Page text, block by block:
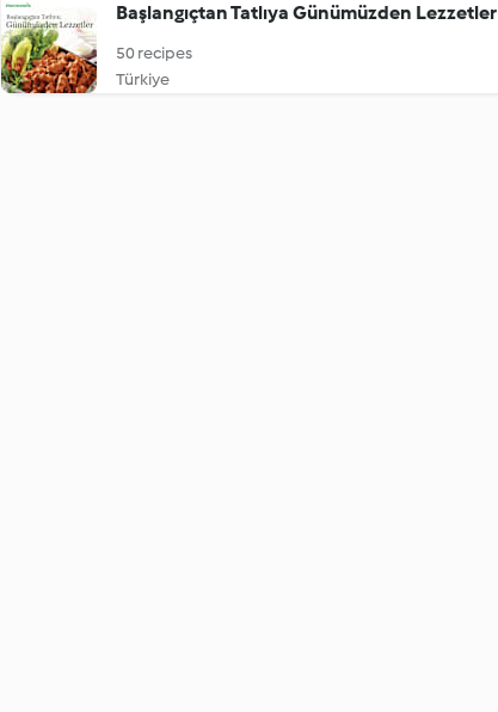
Başlangıçtan Tatlıya Günümüzden Lezzetler
50 recipes
Türkiye